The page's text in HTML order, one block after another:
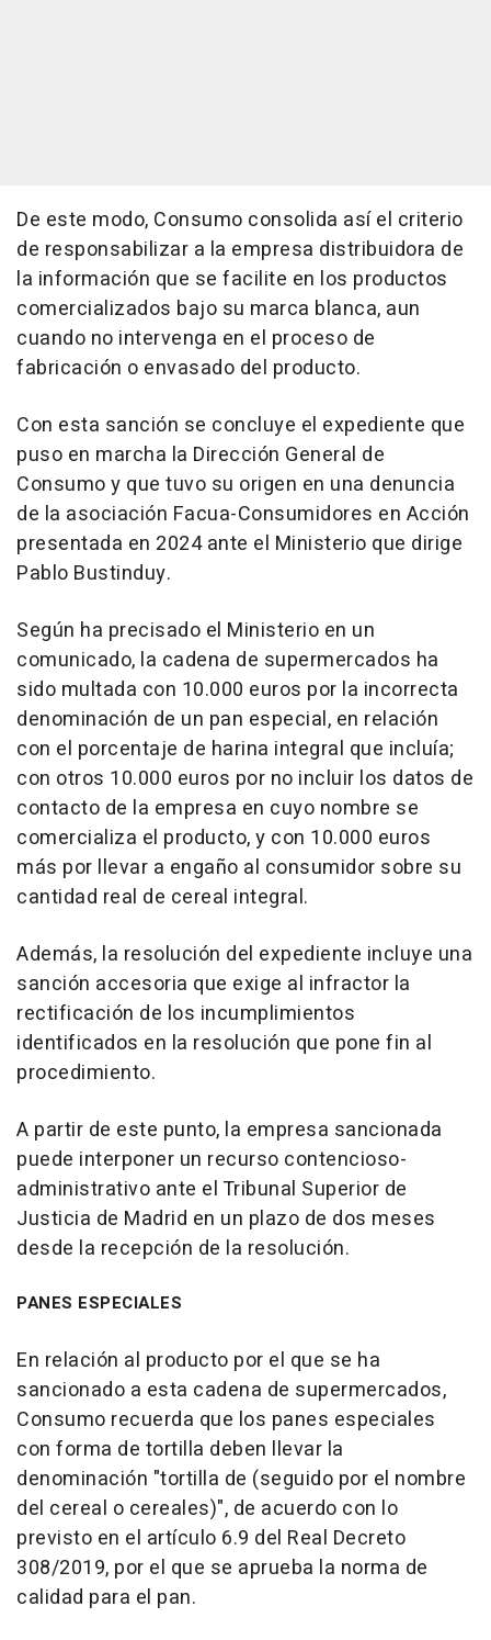
De este modo, Consumo consolida así el criterio
de responsabilizar a la empresa distribuidora de
la información que se facilite en los productos
comercializados bajo su marca blanca, aun
cuando no intervenga en el proceso de
fabricación o envasado del producto.
Con esta sanción se concluye el expediente que
puso en marcha la Dirección General de
Consumo y que tuvo su origen en una denuncia
de la asociación Facua-Consumidores en Acción
presentada en 2024 ante el Ministerio que dirige
Pablo Bustinduy.
Según ha precisado el Ministerio en un
comunicado, la cadena de supermercados ha
sido multada con 10.000 euros por la incorrecta
denominación de un pan especial, en relación
con el porcentaje de harina integral que incluía;
con otros 10.000 euros por no incluir los datos de
contacto de la empresa en cuyo nombre se
comercializa el producto, y con 10.000 euros
más por llevar a engaño al consumidor sobre su
cantidad real de cereal integral.
Además, la resolución del expediente incluye una
sanción accesoria que exige al infractor la
rectificación de los incumplimientos
identificados en la resolución que pone fin al
procedimiento.
A partir de este punto, la empresa sancionada
puede interponer un recurso contencioso-
administrativo ante el Tribunal Superior de
Justicia de Madrid en un plazo de dos meses
desde la recepción de la resolución.
PANES ESPECIALES
En relación al producto por el que se ha
sancionado a esta cadena de supermercados,
Consumo recuerda que los panes especiales
con forma de tortilla deben llevar la
denominación "tortilla de (seguido por el nombre
del cereal o cereales)", de acuerdo con lo
previsto en el artículo 6.9 del Real Decreto
308/2019, por el que se aprueba la norma de
calidad para el pan.